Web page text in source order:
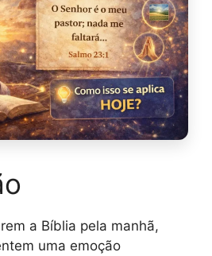
a Bíblia pela manhã,
uma emoção